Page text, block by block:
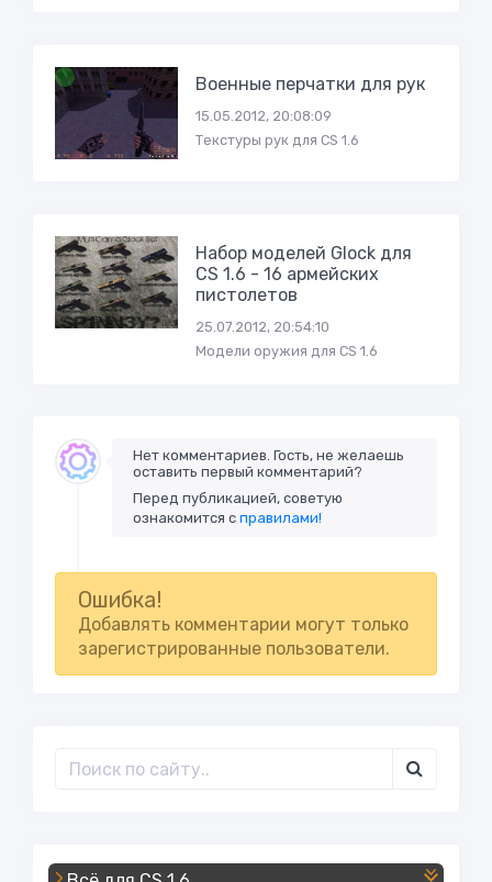
Военные перчатки для рук
15.05.2012, 20:08:09
Текстуры рук для CS 1.6
Набор моделей Glock для
CS 1.6 - 16 армейских
пистолетов
25.07.2012, 20:54:10
Модели оружия для CS 1.6
Нет комментариев. Гость, не желаешь
оставить первый комментарий?
Перед публикацией, советую
ознакомится справилами!
Ошибка!
Добавлять комментарии могут только
зарегистрированные пользователи.